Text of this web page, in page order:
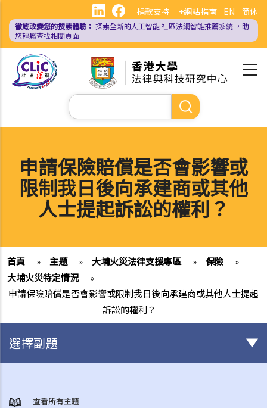
內
EN 简体
捐款支持 +網站指南
徹底改變您的搜索體驗： 探索全新的人工智能社區法網智能推薦系統 ，助
您輕鬆查找相關頁面
Search
申請保險賠償是否會影響或
限制我日後向承建商或其他
人士提起訴訟的權利？
首頁 » 主題 » 大埔火災法律支援專區 » 保險
»
大埔火災特定情況
»
申請保險賠償是否會影響或限制我日後向承建商或其他人士提起
訴訟的權利？
選擇副題
A. 火葬查看所有主題